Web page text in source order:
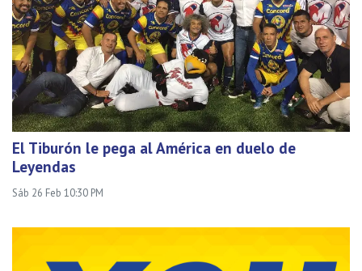
El Tiburón le pega al América en duelo de
Leyendas
Sáb 26 Feb 10:30 PM